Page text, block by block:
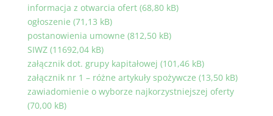
informacja z otwarcia ofert (68,80 kB)
ogłoszenie (71,13 kB)
postanowienia umowne (812,50 kB)
SIWZ (11692,04 kB)
załącznik dot. grupy kapitałowej (101,46 kB)
załącznik nr 1 – różne artykuły spożywcze (13,50 kB)
zawiadomienie o wyborze najkorzystniejszej oferty
(70,00 kB)